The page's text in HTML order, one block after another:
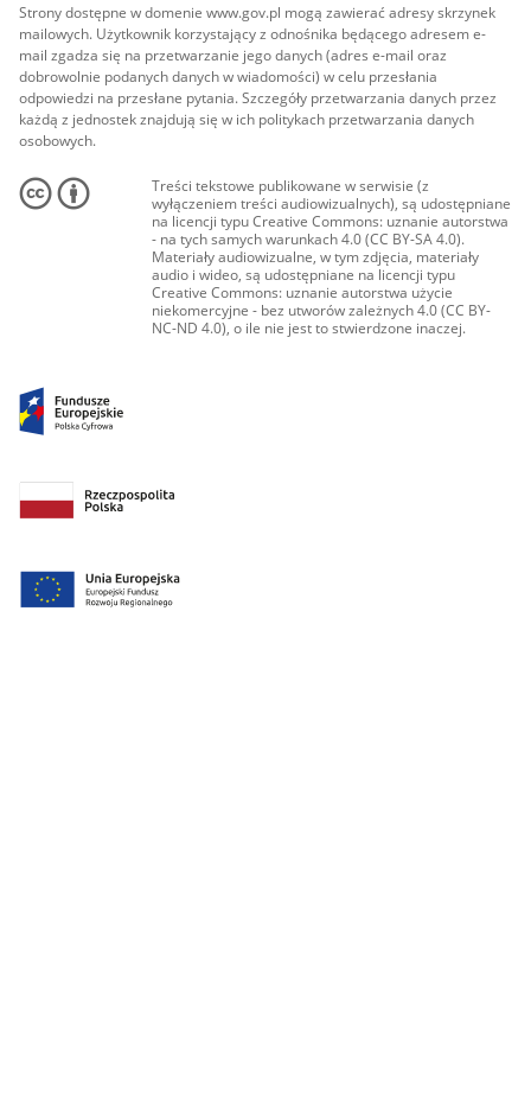
Strony dostępne w domenie www.gov.pl mogą zawierać adresy skrzynek
mailowych. Użytkownik korzystający z odnośnika będącego adresem e-
mail zgadza się na przetwarzanie jego danych (adres e-mail oraz
dobrowolnie podanych danych w wiadomości) w celu przesłania
odpowiedzi na przesłane pytania. Szczegóły przetwarzania danych przez
każdą z jednostek znajdują się w ich politykach przetwarzania danych
osobowych.
Treści tekstowe publikowane w serwisie (z
wyłączeniem treści audiowizualnych), są udostępniane
na licencji typu Creative Commons: uznanie autorstwa
- na tych samych warunkach 4.0 (CC BY-SA 4.0).
Materiały audiowizualne, w tym zdjęcia, materiały
audio i wideo, są udostępniane na licencji typu
Creative Commons: uznanie autorstwa użycie
niekomercyjne - bez utworów zależnych 4.0 (CC BY-
NC-ND 4.0), o ile nie jest to stwierdzone inaczej.